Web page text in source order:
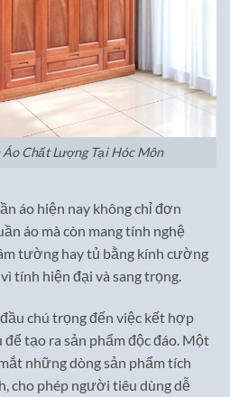
Chất Lượng Tại Hóc Môn
áo hiện nay không chỉ đơn
áo mà còn mang tính nghệ
tường hay tủ bằng kính cường
tính hiện đại và sang trọng.
chú trọng đến việc kết hợp
để tạo ra sản phẩm độc đáo. Một
những dòng sản phẩm tích
cho phép người tiêu dùng dễ